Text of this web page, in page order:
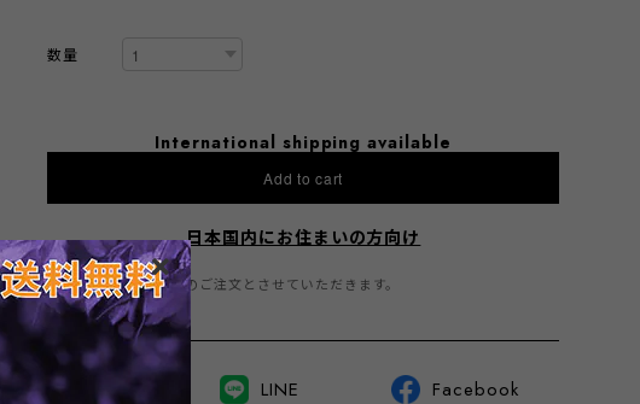
数量
International shipping available
Add to cart
日本国内にお住まいの方向け
※この商品は1点までのご注文とさせていただきます。
Twitter LINE Facebook